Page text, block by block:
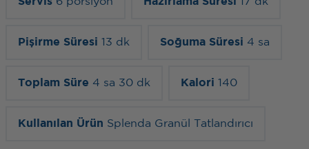
Pişirme Süresi 13 dk Soğuma Süresi 4 sa
Toplam Süre 4 sa 30 dk Kalori 140
Kullanılan Ürün Splenda Granül Tatlandırıcı